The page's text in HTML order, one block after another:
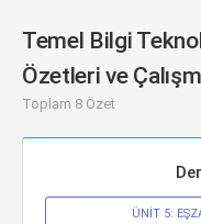
Temel Bilgi
Özetleri ve
Toplam 8 Özet
ÜNİT 5: